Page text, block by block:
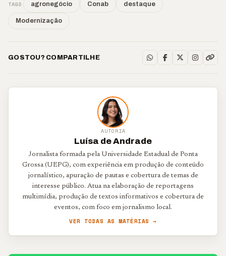
TAGS agronegócio Conab destaque
Modernização
GOSTOU? COMPARTILHE
AUTORIA
Luísa de Andrade
Jornalista formada pela Universidade Estadual de Ponta
Grossa (UEPG), com experiência em produção de conteúdo
jornalístico, apuração de pautas e cobertura de temas de
interesse público. Atua na elaboração de reportagens
multimídia, produção de textos informativos e cobertura de
eventos, com foco em jornalismo local.
VER TODAS AS MATÉRIAS →